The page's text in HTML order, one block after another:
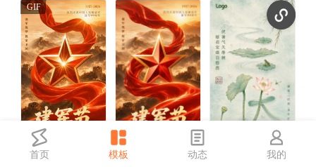
红金风建军节祝福宣传手机海报 中国风三伏天祝福宣传手机海报
首页 模板 动态 我的